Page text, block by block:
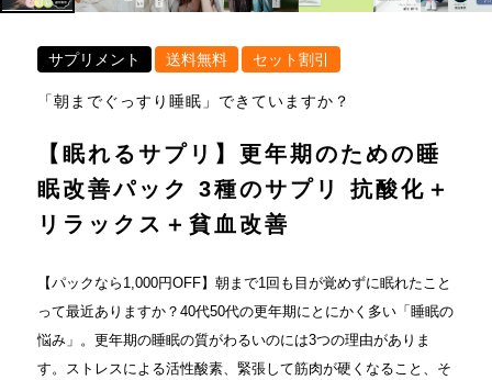
サプリメント 送料無料 セット割引
「朝までぐっすり睡眠」できていますか？
【眠れるサプリ】更年期のための睡
眠改善パック 3種のサプリ 抗酸化＋
リラックス＋貧血改善
【パックなら1,000円OFF】朝まで1回も目が覚めずに眠れたこと
って最近ありますか？40代50代の更年期にとにかく多い「睡眠の
悩み」。更年期の睡眠の質がわるいのには3つの理由がありま
す。ストレスによる活性酸素、緊張して筋肉が硬くなること、そ